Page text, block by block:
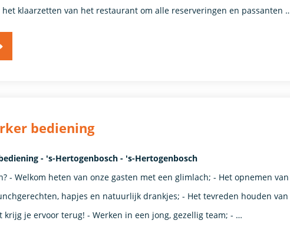
het klaarzetten van het restaurant om alle reserveringen en passanten
bediening
- 's-Hertogenbosch - 's-Hertogenbosch
- Welkom heten van onze gasten met een glimlach; - Het opnemen
hapjes en natuurlijk drankjes; - Het tevreden houden
krijg je ervoor terug! - Werken in een jong, gezellig team; - …